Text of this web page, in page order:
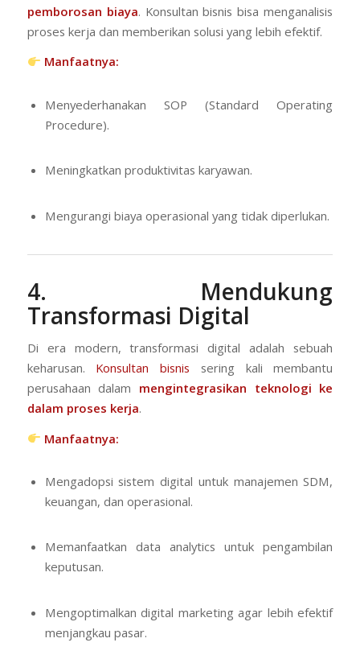
pemborosan biaya. Konsultan bisnis bisa menganalisis
proses kerja dan memberikan solusi yang lebih efektif.
Manfaatnya:
Menyederhanakan SOP (Standard Operating
Procedure).
Meningkatkan produktivitas karyawan.
Mengurangi biaya operasional yang tidak diperlukan.
4. Mendukung
Transformasi Digital
Di era modern, transformasi digital adalah sebuah
keharusan. Konsultan bisnis sering kali membantu
perusahaan dalam mengintegrasikan teknologi ke
dalam proses kerja.
Manfaatnya:
Mengadopsi sistem digital untuk manajemen SDM,
keuangan, dan operasional.
Memanfaatkan data analytics untuk pengambilan
keputusan.
Mengoptimalkan digital marketing agar lebih efektif
menjangkau pasar.